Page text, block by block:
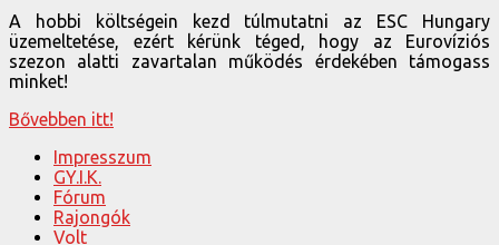
A hobbi költségein kezd túlmutatni az ESC Hungary
üzemeltetése, ezért kérünk téged, hogy az Eurovíziós
szezon alatti zavartalan működés érdekében támogass
minket!
Bővebben itt!
Impresszum
GY.I.K.
Fórum
Rajongók
Volt